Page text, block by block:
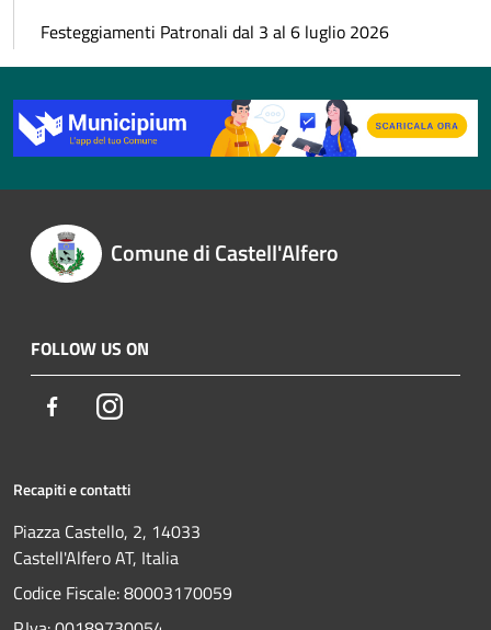
Festeggiamenti Patronali dal 3 al 6 luglio 2026
Comune di Castell'Alfero
FOLLOW US ON
FacebookInstagram
Recapiti e contatti
Piazza Castello, 2, 14033
Castell'Alfero AT, Italia
Codice Fiscale: 80003170059